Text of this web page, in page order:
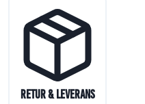
Retur & Leverans